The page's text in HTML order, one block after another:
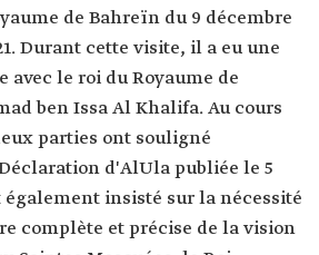
de Bahreïn du 9 décembre
Durant cette visite, il a eu une
le roi du Royaume de
ben Issa Al Khalifa. Au cours
parties ont souligné
d'AlUla publiée le 5
également insisté sur la nécessité
complète et précise de la vision